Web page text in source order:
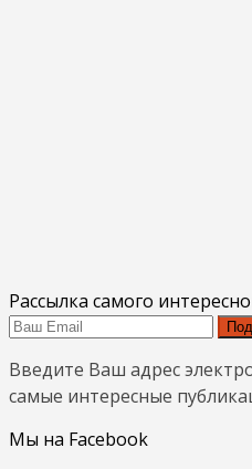
Рассылка самого
Введите Ваш адрес
самые интересные
Мы на Facebook